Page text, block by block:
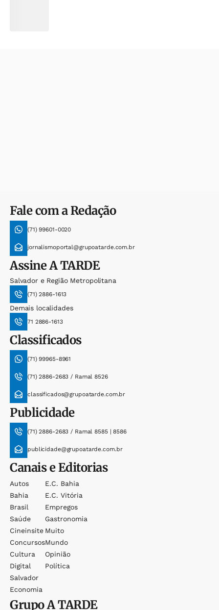
Fale com a Redação
(71) 99601-0020
jornalismoportal@grupoatarde.com.br
AssineA TARDE
Salvador e Região Metropolitana
(71) 2886-1613
Demais localidades
71 2886-1613
Classificados
(71) 99965-8961
(71) 2886-2683 / Ramal 8526
classificados@grupoatarde.com.br
Publicidade
(71) 2886-2683 / Ramal 8585 | 8586
publicidade@grupoatarde.com.br
Canais e Editorias
Autos
Bahia
Brasil
Saúde
Cineinsite
Concursos
Cultura
Digital
Salvador
Economia
E.c. Bahia
E.c. Vitória
Empregos
Gastronomia
Muito
Mundo
Opinião
Política
GrupoA TARDE